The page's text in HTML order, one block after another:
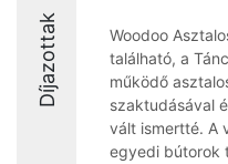
Díjazottak
Woodoo
található, a
működő
szaktudásával
vált ismertté. A
egyedi bútorok